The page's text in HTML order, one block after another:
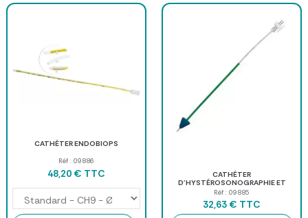
CATHÉTER ENDOBIOPS
Réf : 09886
48,20 € TTC
CATHÉTER
D'HYSTÉROSONOGRAPHIE ET
HYSTÉROGRAPHIE "HYSTERO"
Réf : 09885
32,63 € TTC